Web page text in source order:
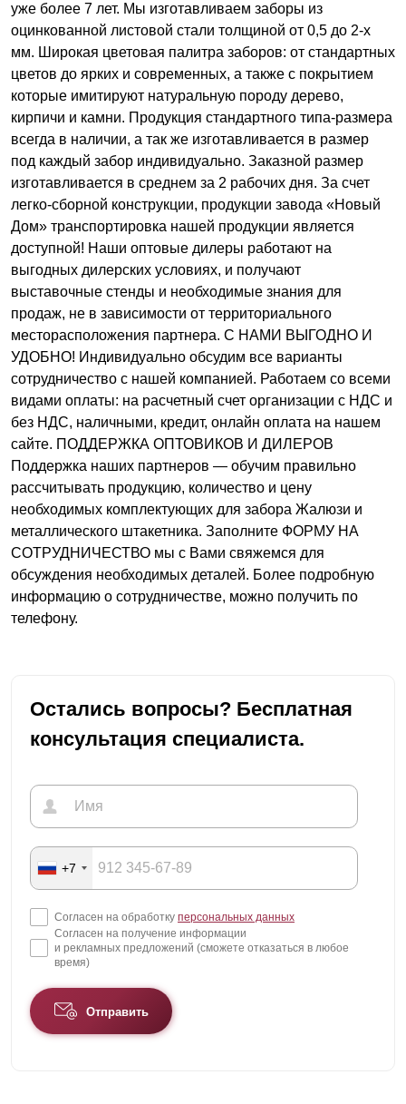
уже более 7 лет. Мы изготавливаем заборы из
оцинкованной листовой стали толщиной от 0,5 до 2-х
мм. Широкая цветовая палитра заборов: от стандартных
цветов до ярких и современных, а также с покрытием
которые имитируют натуральную породу дерево,
кирпичи и камни. Продукция стандартного типа-размера
всегда в наличии, а так же изготавливается в размер
под каждый забор индивидуально. Заказной размер
изготавливается в среднем за 2 рабочих дня. За счет
легко-сборной конструкции, продукции завода «Новый
Дом» транспортировка нашей продукции является
доступной! Наши оптовые дилеры работают на
выгодных дилерских условиях, и получают
выставочные стенды и необходимые знания для
продаж, не в зависимости от территориального
месторасположения партнера. С НАМИ ВЫГОДНО И
УДОБНО! Индивидуально обсудим все варианты
сотрудничество с нашей компанией. Работаем со всеми
видами оплаты: на расчетный счет организации с НДС и
без НДС, наличными, кредит, онлайн оплата на нашем
сайте. ПОДДЕРЖКА ОПТОВИКОВ И ДИЛЕРОВ
Поддержка наших партнеров — обучим правильно
рассчитывать продукцию, количество и цену
необходимых комплектующих для забора Жалюзи и
металлического штакетника. Заполните ФОРМУ НА
СОТРУДНИЧЕСТВО мы с Вами свяжемся для
обсуждения необходимых деталей. Более подробную
информацию о сотрудничестве, можно получить по
телефону.
Остались вопросы? Бесплатная
консультация специалиста.
+7
Согласен на обработку персональных данных
Согласен на получение информации
и рекламных предложений (сможете отказаться в любое
время)
Отправить